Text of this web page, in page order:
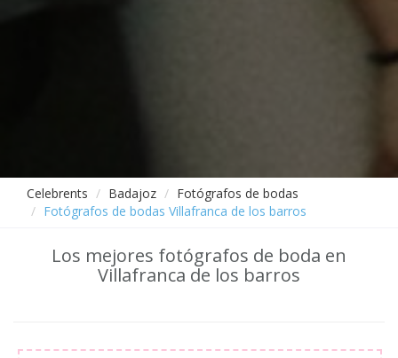
Celebrents Badajoz
Fotógrafos de bodas
Fotógrafos de bodas Villafranca de los barros
Los mejores fotógrafos de boda en
Villafranca de los barros